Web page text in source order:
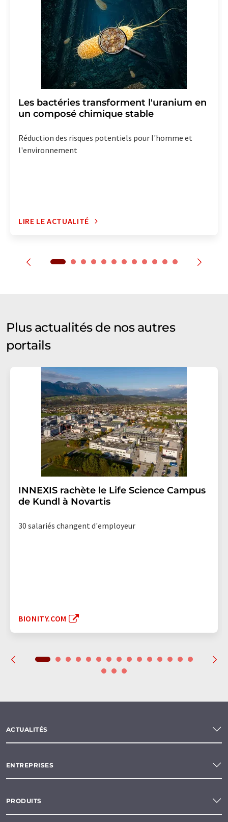
lien pour se désabonner de la newsletter
correspondante.
Les bactéries transforment l'uranium en
un composé chimique stable
Réduction des risques potentiels pour l'homme et
l'environnement
LIRE LE ACTUALITÉ
Plus actualités de nos autres
portails
INNEXIS rachète le Life Science Campus
de Kundl à Novartis
30 salariés changent d'employeur
BIONITY.COM
ACTUALITÉS
ENTREPRISES
PRODUITS